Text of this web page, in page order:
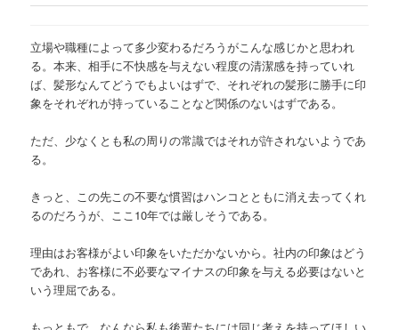
立場や職種によって多少変わるだろうがこんな感じかと思われ
る。本来、相手に不快感を与えない程度の清潔感を持っていれ
ば、髪形なんてどうでもよいはずで、それぞれの髪形に勝手に印
象をそれぞれが持っていることなど関係のないはずである。
ただ、少なくとも私の周りの常識ではそれが許されないようであ
る。
きっと、この先この不要な慣習はハンコとともに消え去ってくれ
るのだろうが、ここ10年では厳しそうである。
理由はお客様がよい印象をいただかないから。社内の印象はどう
であれ、お客様に不必要なマイナスの印象を与える必要はないと
いう理屈である。